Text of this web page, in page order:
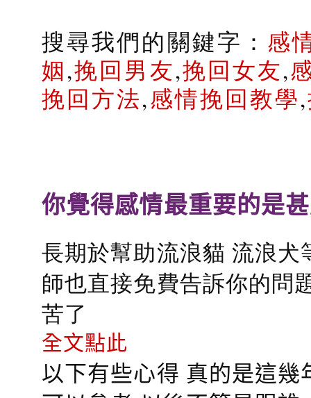
搜尋我們的關鍵字： 感
姻,挽回男友,挽回女友,
挽回方法,感情挽回教學,
你覺得感情最重要的是
長期於幫助流浪貓 流浪
師也直接免費告訴你的問
苦了
全文點此
以下有些心得 真的是這